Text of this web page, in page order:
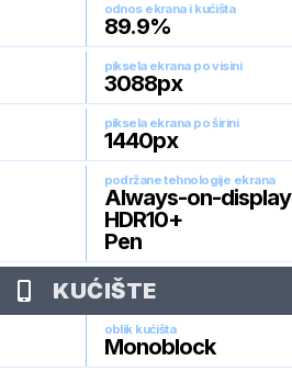
odnos ekrana i kućišta
89.9%
piksela ekrana po visini
3088px
piksela ekrana po širini
1440px
podržane tehnologije ekrana
Always-on-display
HDR10+
Pen
KUĆIŠTE
oblik kućišta
Monoblock